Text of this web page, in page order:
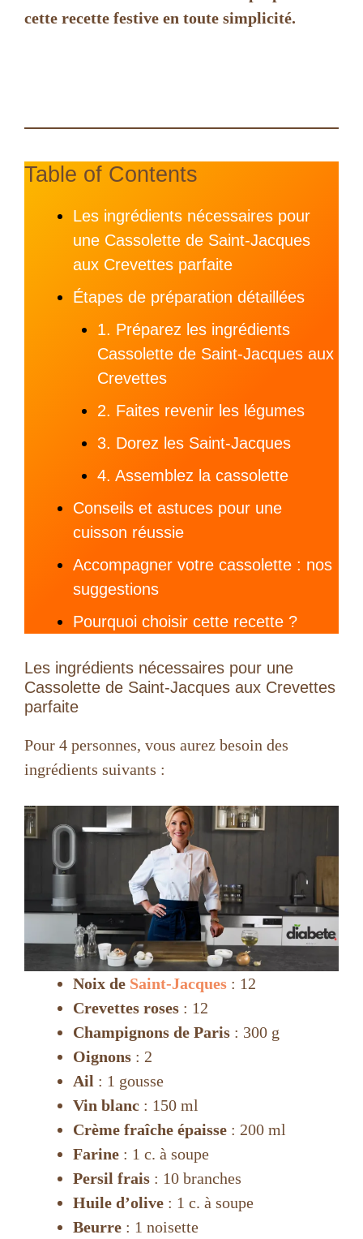
cette recette festive en toute simplicité.
Table of Contents
Les ingrédients nécessaires pour
une Cassolette de Saint-Jacques
aux Crevettes parfaite
Étapes de préparation détaillées
1. Préparez les ingrédients
Cassolette de Saint-Jacques aux
Crevettes
2. Faites revenir les légumes
3. Dorez les Saint-Jacques
4. Assemblez la cassolette
Conseils et astuces pour une
cuisson réussie
Accompagner votre cassolette : nos
suggestions
Pourquoi choisir cette recette ?
Les ingrédients nécessaires pour une
Cassolette de Saint-Jacques aux Crevettes
parfaite
Pour 4 personnes, vous aurez besoin des
ingrédients suivants :
Noix de Saint-Jacques : 12
Crevettes roses : 12
Champignons de Paris : 300 g
Oignons : 2
Ail : 1 gousse
Vin blanc : 150 ml
Crème fraîche épaisse : 200 ml
Farine : 1 c. à soupe
Persil frais : 10 branches
Huile d’olive : 1 c. à soupe
Beurre : 1 noisette